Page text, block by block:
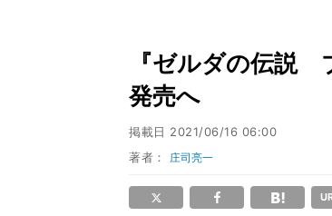
『ゼルダの伝説
発売へ
掲載日 2021/06/16 06:00
著者： 庄司亮一